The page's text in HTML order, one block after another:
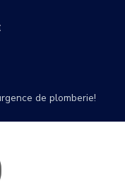
de plomberie!